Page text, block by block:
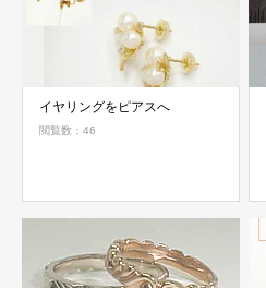
イヤリングをピアスへ
閲覧数：46